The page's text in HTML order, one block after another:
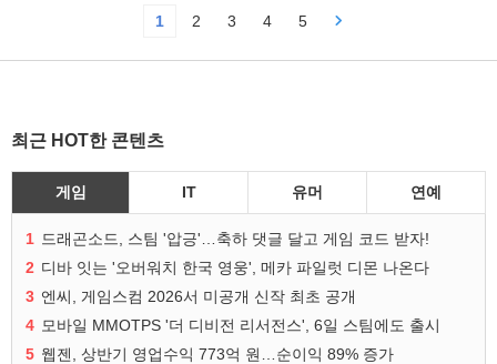
1 2 3 4 5
최근 HOT한 콘텐츠
게임 IT 유머 연예
1 드래곤소드, 스팀 '압긍'…축하 댓글 달고 게임 코드 받자!
2 디바 잇는 '오버워치 한국 영웅', 메카 파일럿 디몬 나온다
3 엔씨, 게임스컴 2026서 미공개 신작 최초 공개
4 모바일 MMOTPS '더 디비전 리서전스', 6일 스팀에도 출시
5 웹젠, 상반기 영업수익 773억 원…순이익 89% 증가